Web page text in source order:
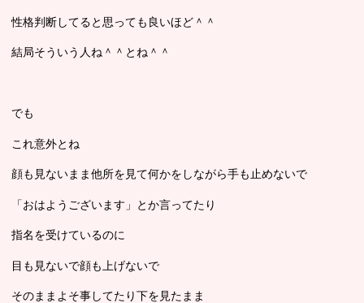
性格判断してると思っても良いほど＾＾
結局そういう人ね＾＾とね＾＾
でも
これ意外とね
顔も見ないまま他所を見て何かをしながら手も止めないで
「おはようございます」とか言ってたり
指名を受けているのに
目も見ないで顔も上げないで
そのままよそ事してたり下を見たまま